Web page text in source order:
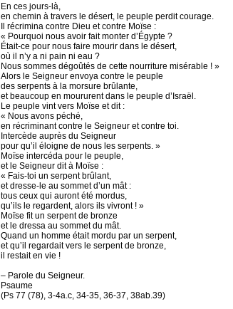
En ces jours-là,
en chemin à travers le désert, le peuple perdit courage.
Il récrimina contre Dieu et contre Moïse :
« Pourquoi nous avoir fait monter d’Égypte ?
Était-ce pour nous faire mourir dans le désert,
où il n’y a ni pain ni eau ?
Nous sommes dégoûtés de cette nourriture misérable ! »
Alors le Seigneur envoya contre le peuple
des serpents à la morsure brûlante,
et beaucoup en moururent dans le peuple d’Israël.
Le peuple vint vers Moïse et dit :
« Nous avons péché,
en récriminant contre le Seigneur et contre toi.
Intercède auprès du Seigneur
pour qu’il éloigne de nous les serpents. »
Moïse intercéda pour le peuple,
et le Seigneur dit à Moïse :
« Fais-toi un serpent brûlant,
et dresse-le au sommet d’un mât :
tous ceux qui auront été mordus,
qu’ils le regardent, alors ils vivront ! »
Moïse fit un serpent de bronze
et le dressa au sommet du mât.
Quand un homme était mordu par un serpent,
et qu’il regardait vers le serpent de bronze,
il restait en vie !
– Parole du Seigneur.
Psaume
(Ps 77 (78), 3-4a.c, 34-35, 36-37, 38ab.39)